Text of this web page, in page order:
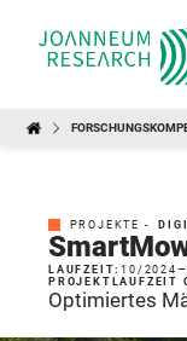
PROJEKTE -
LAUFZEIT:10/2024 —
PROJEKTLAUFZEIT
Optimiertes